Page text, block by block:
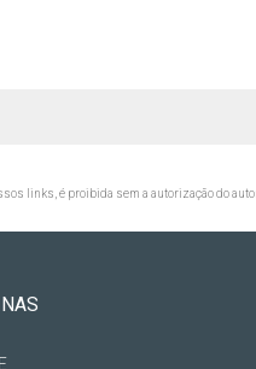
links, é proibida sem a autorização do